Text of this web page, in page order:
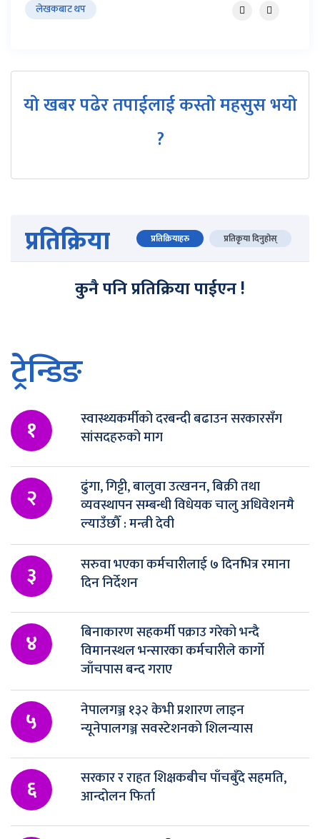
लेखकबाट थप
यो खबर पढेर तपाईलाई कस्तो महसुस भयो
?
प्रतिक्रिया प्रतिक्रियाहरु प्रतिकृया दिनुहोस्
कुनै पनि प्रतिक्रिया पाईएन !
ट्रेन्डिङ
१
स्वास्थ्यकर्मीको दरबन्दी बढाउन सरकारसँग
सांसदहरुको माग
२
ढुंगा, गिट्टी, बालुवा उत्खनन, बिक्री तथा
व्यवस्थापन सम्बन्धी विधेयक चालु अधिवेशनमै
ल्याउँछौँ : मन्त्री देवी
३
सरुवा भएका कर्मचारीलाई ७ दिनभित्र रमाना
दिन निर्देशन
४
बिनाकारण सहकर्मी पक्राउ गरेको भन्दै
विमानस्थल भन्सारका कर्मचारीले कार्गो
जाँचपास बन्द गराए
५
नेपालगञ्ज १३२ केभी प्रशारण लाइन
न्यूनेपालगञ्ज सवस्टेशनको शिलन्यास
६
सरकार र राहत शिक्षकबीच पाँचबुँदे सहमति,
आन्दोलन फिर्ता